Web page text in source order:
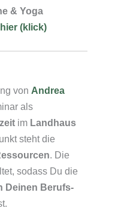
& Yoga
hier (klick)
von Andrea
als
im Landhaus
steht die
. Die
sodass Du die
Deinen Berufs-